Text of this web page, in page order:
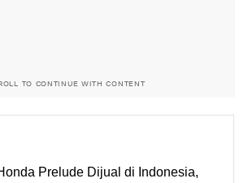
TO CONTINUE WITH CONTENT
Prelude Dijual di Indonesia,